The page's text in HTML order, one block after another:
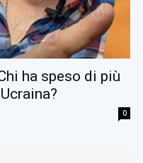
ha speso di più
0